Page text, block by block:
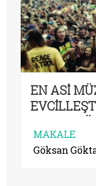
EN ASİ
YALAN
MAKALE
Göksan